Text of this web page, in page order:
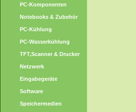
PC-Komponenten
Notebooks & Zubehör
PC-Kühlung
PC-Wasserkühlung
TFT,Scanner & Drucker
Netzwerk
Eingabegeräte
Software
Speichermedien